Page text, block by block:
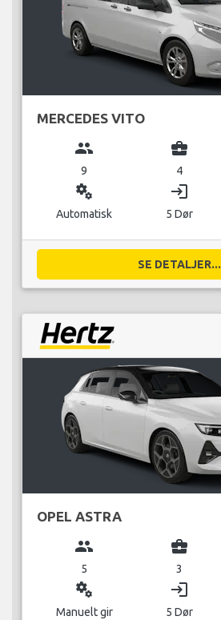
MERCEDES VITO
group
9
business_center
4
miscellaneous_services
Automatisk
login
5 Dør
SE DETALJER...
OPEL ASTRA
group
5
business_center
3
miscellaneous_services
Manuelt gir
login
5 Dør